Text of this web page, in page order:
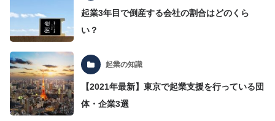
起業3年目で倒産する会社の割合はどのくら
い？
起業の知識
【2021年最新】東京で起業支援を行っている団
体・企業3選